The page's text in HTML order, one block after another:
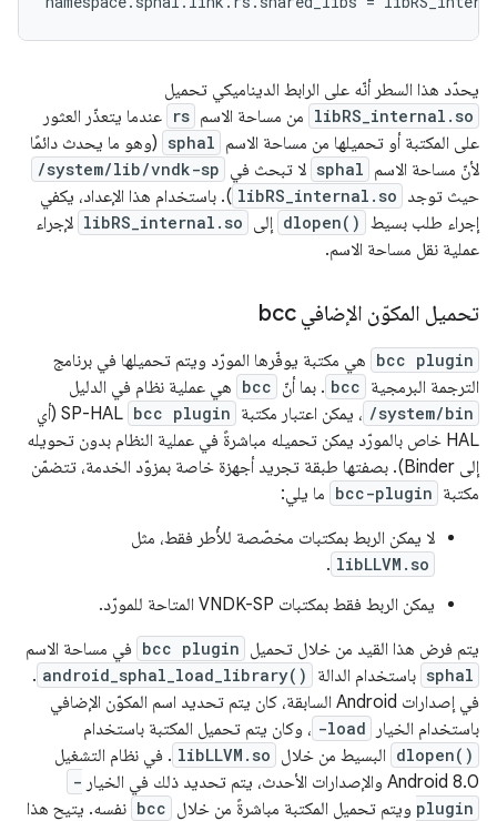
يحدّد هذا السطر أنّه على الرابط الديناميكي تحميل
libRS_internal.so من مساحة الاسم rs عندما يتعذّر العثور
على المكتبة أو تحميلها من مساحة الاسم sphal (وهو ما يحدث دائمًا
لأنّ مساحة الاسم sphal لا تبحث في /system/lib/vndk-sp
حيث توجد libRS_internal.so ). باستخدام هذا الإعداد، يكفي
إجراء طلب بسيط dlopen() إلى libRS_internal.so لإجراء
عملية نقل مساحة الاسم.
تحميل المكوّن الإضافي bcc
bcc plugin هي مكتبة يوفّرها المورّد ويتم تحميلها في برنامج
الترجمة البرمجية bcc . بما أنّ bcc هي عملية نظام في الدليل
/system/bin ، يمكن اعتبار مكتبة bcc plugin
SP-HAL (أي
HAL خاص بالمورّد يمكن تحميله مباشرةً في عملية النظام بدون تحويله
إلى Binder). بصفتها طبقة تجريد أجهزة خاصة بمزوّد الخدمة، تتضمّن
مكتبة bcc-plugin ما يلي:
لا يمكن الربط بمكتبات مخصّصة للأُطر فقط، مثل
libLLVM.so
.
يمكن الربط فقط بمكتبات VNDK-SP المتاحة للمورّد.
يتم فرض هذا القيد من خلال تحميل bcc plugin في مساحة الاسم
sphal باستخدام الدالة android_sphal_load_library()
.
في إصدارات Android السابقة، كان يتم تحديد اسم المكوّن الإضافي
باستخدام الخيار
-load ، وكان يتم تحميل المكتبة باستخدام
dlopen() البسيط من خلال libLLVM.so . في نظام التشغيل
Android 8.0 والإصدارات الأحدث، يتم تحديد ذلك في الخيار
-
plugin ويتم تحميل المكتبة مباشرةً من خلال bcc نفسه. يتيح هذا